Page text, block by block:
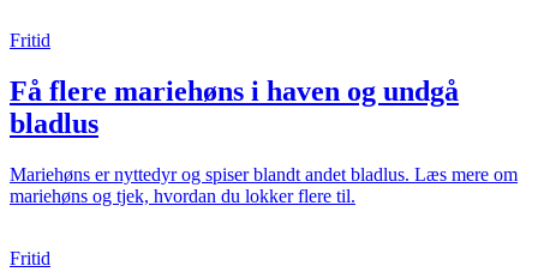
Fritid
Få flere mariehøns i haven og undgå
bladlus
Mariehøns er nyttedyr og spiser blandt andet bladlus. Læs mere om
mariehøns og tjek, hvordan du lokker flere til.
Fritid